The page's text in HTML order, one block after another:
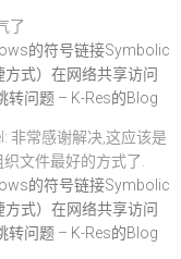
了
的符号链接Symbolic
方式）在网络共享访问
转问题 – K-Res的Blog
非常感谢解决,这应该是
文件最好的方式了.
的符号链接Symbolic
方式）在网络共享访问
转问题 – K-Res的Blog